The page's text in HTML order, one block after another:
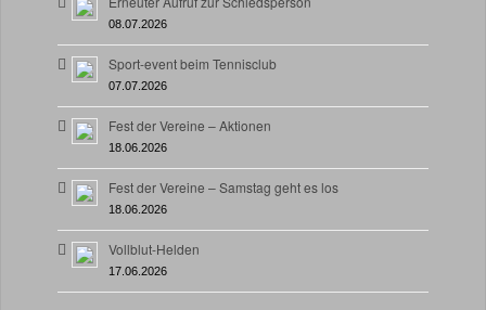
08.07.2026
Sport-event beim Tennisclub
07.07.2026
Fest der Vereine – Aktionen
18.06.2026
Fest der Vereine – Samstag geht es los
18.06.2026
Vollblut-Helden
17.06.2026